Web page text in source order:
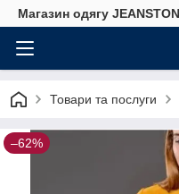
Магазин одягу JEANSTON
Товари та послуги
–62%